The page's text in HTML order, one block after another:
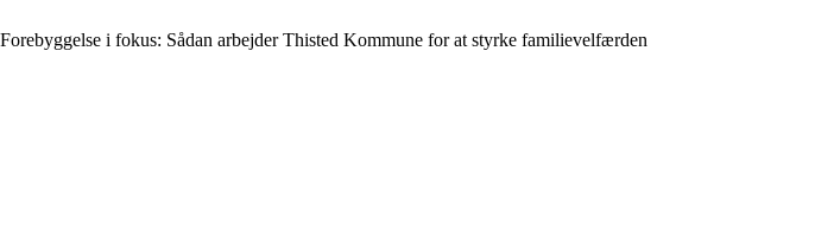
Forebyggelse i fokus: Sådan arbejder Thisted Kommune for at styrke familievelfærden